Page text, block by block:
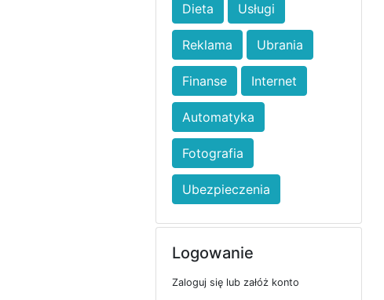
Dieta Usługi
Reklama Ubrania
Finanse Internet
Automatyka
Fotografia
Ubezpieczenia
Logowanie
Zaloguj się lub załóż konto